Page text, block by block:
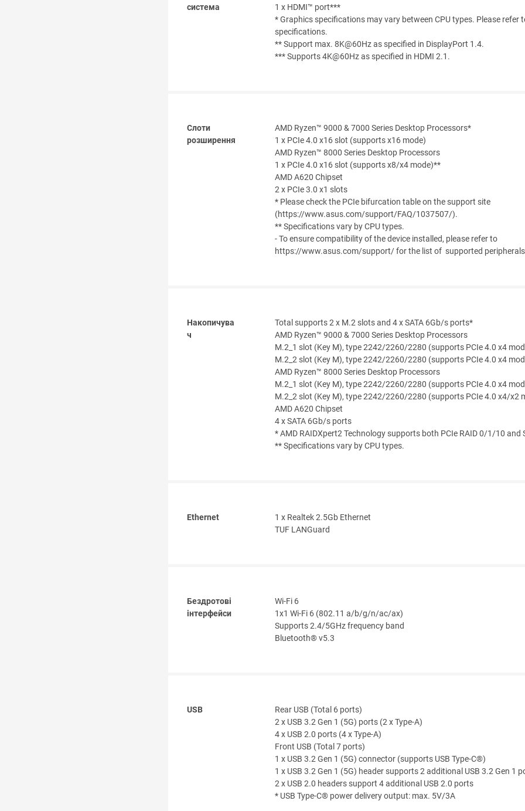
система
1 x HDMI™ port***
* Graphics specifications may vary between CPU types. Please refer
specifications.
** Support max. 8K@60Hz as specified in DisplayPort 1.4.
*** Supports 4K@60Hz as specified in HDMI 2.1.
Слоти
розширення
AMD Ryzen™ 9000 & 7000 Series Desktop Processors*
1 x PCIe 4.0 x16 slot (supports x16 mode)
AMD Ryzen™ 8000 Series Desktop Processors
1 x PCIe 4.0 x16 slot (supports x8/x4 mode)**
AMD A620 Chipset
2 x PCIe 3.0 x1 slots
* Please check the PCIe bifurcation table on the support site
(https://www.asus.com/support/FAQ/1037507/).
** Specifications vary by CPU types.
- To ensure compatibility of the device installed, please refer to
https://www.asus.com/support/ for the list of supported
Накопичува
ч
Total supports 2 x M.2 slots and 4 x SATA 6Gb/s ports*
AMD Ryzen™ 9000 & 7000 Series Desktop Processors
M.2_1 slot (Key M), type 2242/2260/2280 (supports PCIe 4.0 x4
M.2_2 slot (Key M), type 2242/2260/2280 (supports PCIe 4.0 x4
AMD Ryzen™ 8000 Series Desktop Processors
M.2_1 slot (Key M), type 2242/2260/2280 (supports PCIe 4.0 x4
M.2_2 slot (Key M), type 2242/2260/2280 (supports PCIe 4.0 x4/x2
AMD A620 Chipset
4 x SATA 6Gb/s ports
* AMD RAIDXpert2 Technology supports both PCIe RAID 0/1/10 and
** Specifications vary by CPU types.
Ethernet
1 x Realtek 2.5Gb Ethernet
TUF LANGuard
Бездротові
інтерфейси
Wi-Fi 6
1x1 Wi-Fi 6 (802.11 a/b/g/n/ac/ax)
Supports 2.4/5GHz frequency band
Bluetooth® v5.3
USB
Rear USB (Total 6 ports)
2 x USB 3.2 Gen 1 (5G) ports (2 x Type-A)
4 x USB 2.0 ports (4 x Type-A)
Front USB (Total 7 ports)
1 x USB 3.2 Gen 1 (5G) connector (supports USB Type-C®)
1 x USB 3.2 Gen 1 (5G) header supports 2 additional USB 3.2 Gen 1
2 x USB 2.0 headers support 4 additional USB 2.0 ports
* USB Type-C® power delivery output: max. 5V/3A